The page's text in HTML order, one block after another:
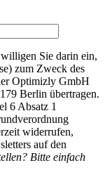
Sie darin ein,
zum Zweck des
Optimizly GmbH
Berlin übertragen.
6 Absatz 1
widerrufen,
auf den
Bitte einfach